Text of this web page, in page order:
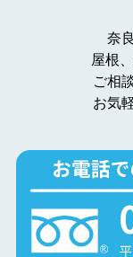
奈
屋根
ご相
お気